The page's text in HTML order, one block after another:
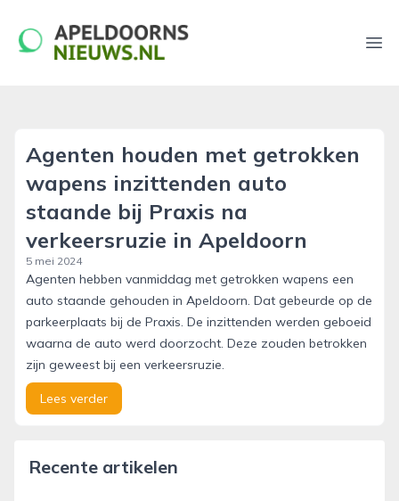
apeldoornsnieuws.nl
Agenten houden met getrokken
wapens inzittenden auto
staande bij Praxis na
verkeersruzie in Apeldoorn
5 mei 2024
Agenten hebben vanmiddag met getrokken wapens een
auto staande gehouden in Apeldoorn. Dat gebeurde op de
parkeerplaats bij de Praxis. De inzittenden werden geboeid
waarna de auto werd doorzocht. Deze zouden betrokken
zijn geweest bij een verkeersruzie.
Lees verder
Recente artikelen